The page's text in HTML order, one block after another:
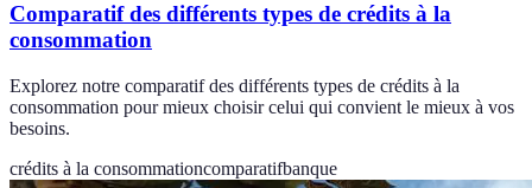
Comparatif des différents types de crédits à la
consommation
Explorez notre comparatif des différents types de crédits à la
consommation pour mieux choisir celui qui convient le mieux à vos
besoins.
crédits à la consommationcomparatifbanque